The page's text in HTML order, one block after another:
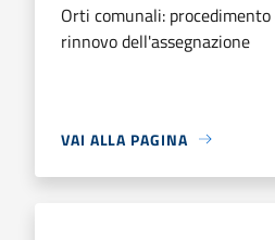
Orti comunali: procedimento
rinnovo dell'assegnazione
VAI ALLA PAGINA